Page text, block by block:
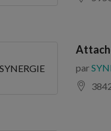
SYNERGIE par